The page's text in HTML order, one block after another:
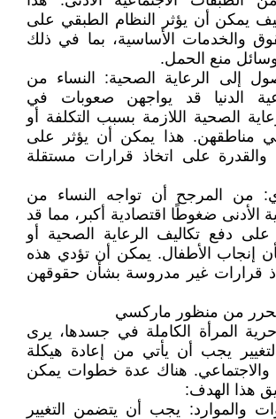
يمكن أن يؤثر النظام الطبقي على
والخدمات الأساسية، بما في ذلك
منع الحمل.
إلى الرعاية الصحية: النساء من
الدنيا قد يواجهن صعوبات في
الصحية اللازمة بسبب التكلفة أو
مناطقهن. هذا يمكن أن يؤثر على
على اتخاذ قرارات مستقلة
من المرجح أن تواجه النساء من
الأدنى ضغوطًا اقتصادية أكبر، مما قد
دفع تكاليف الرعاية الصحية أو
إنجاب الأطفال. يمكن أن تؤدي هذه
قرارات غير مدروسة بشأن حقوقهن
المرأة الكاملة في جسدها، يرى
يجب أن يأتي من إعادة هيكلة
والاجتماعي. هناك عدة خطوات يمكن
هذا الهدف:
والموارد: يجب أن يتضمن التغيير